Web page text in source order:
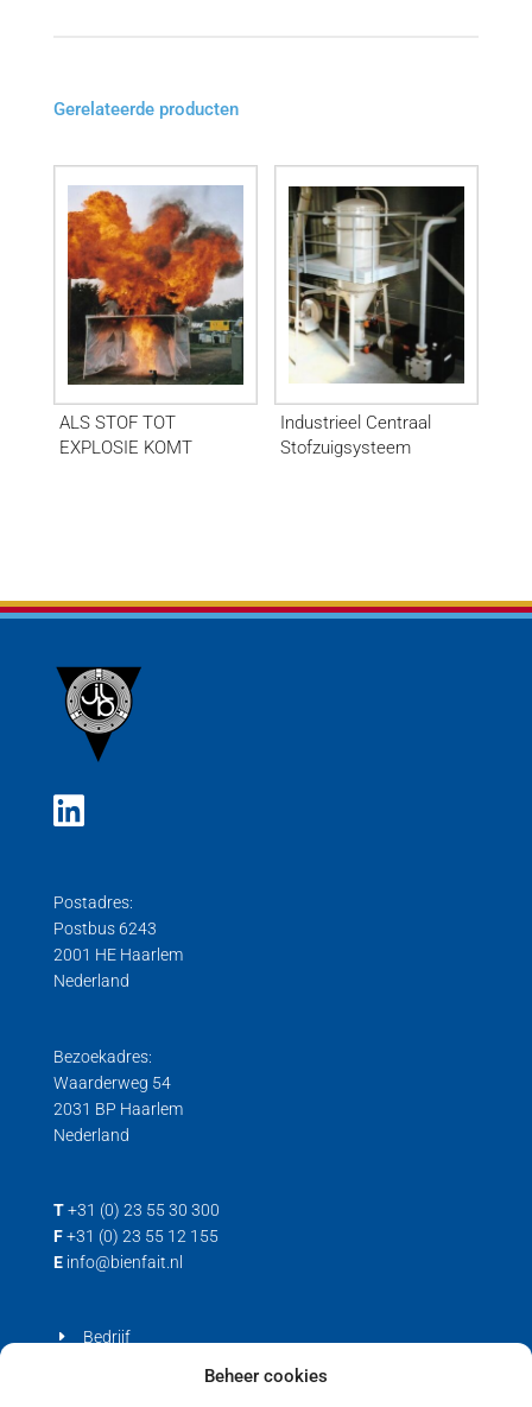
Beheer cookies
Gerelateerde producten
ALS STOF TOT
EXPLOSIE KOMT
Industrieel Centraal
Stofzuigsysteem
Postadres:
Postbus 6243
2001 HE Haarlem
Nederland
Bezoekadres:
Waarderweg 54
2031 BP Haarlem
Nederland
T +31 (0) 23 55 30 300
F +31 (0) 23 55 12 155
E info@bienfait.nl
Bedrijf